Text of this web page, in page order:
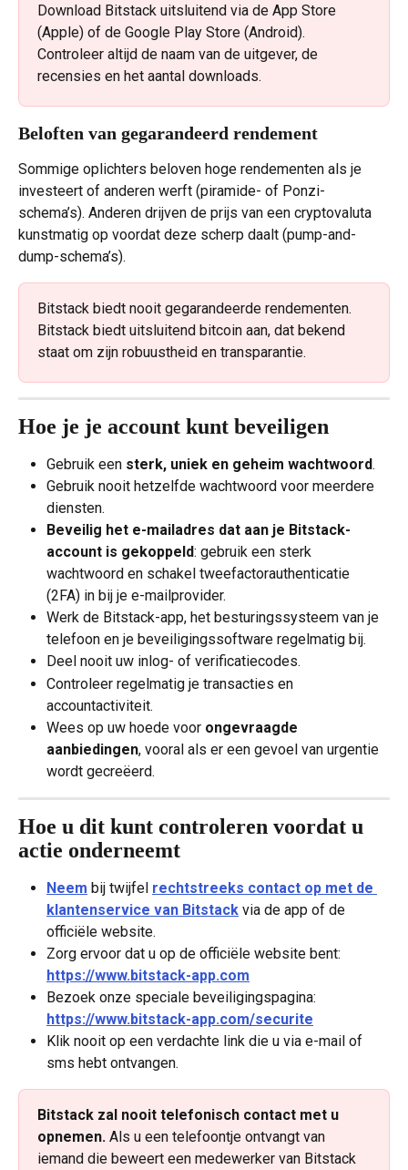
Download Bitstack uitsluitend via de App Store
(Apple) of de Google Play Store (Android).
Controleer altijd de naam van de uitgever, de
recensies en het aantal downloads.
Beloften van gegarandeerd rendement
Sommige oplichters beloven hoge rendementen als je
investeert of anderen werft (piramide- of Ponzi-
schema’s). Anderen drijven de prijs van een cryptovaluta
kunstmatig op voordat deze scherp daalt (pump-and-
dump-schema’s).
Bitstack biedt nooit gegarandeerde rendementen.
Bitstack biedt uitsluitend bitcoin aan, dat bekend
staat om zijn robuustheid en transparantie.
Hoe je je account kunt beveiligen
Gebruik een sterk, uniek en geheim wachtwoord.
Gebruik nooit hetzelfde wachtwoord voor meerdere
diensten.
Beveilig het e-mailadres dat aan je Bitstack-
account is gekoppeld: gebruik een sterk
wachtwoord en schakel tweefactorauthenticatie
(2FA) in bij je e-mailprovider.
Werk de Bitstack-app, het besturingssysteem van je
telefoon en je beveiligingssoftware regelmatig bij.
Deel nooit uw inlog- of verificatiecodes.
Controleer regelmatig je transacties en
accountactiviteit.
Wees op uw hoede voor ongevraagde
aanbiedingen, vooral als er een gevoel van urgentie
wordt gecreëerd.
Hoe u dit kunt controleren voordat u
actie onderneemt
Neem bij twijfel rechtstreeks contact op met de
klantenservice van Bitstack via de app of de
officiële website.
Zorg ervoor dat u op de officiële website bent:
https://www.bitstack-app.com
Bezoek onze speciale beveiligingspagina:
https://www.bitstack-app.com/securite
Klik nooit op een verdachte link die u via e-mail of
sms hebt ontvangen.
Bitstack zal nooit telefonisch contact met u
opnemen. Als u een telefoontje ontvangt van
iemand die beweert een medewerker van Bitstack